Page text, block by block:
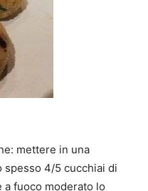
mettere in una
spesso 4/5 cucchiai di
fuoco moderato lo